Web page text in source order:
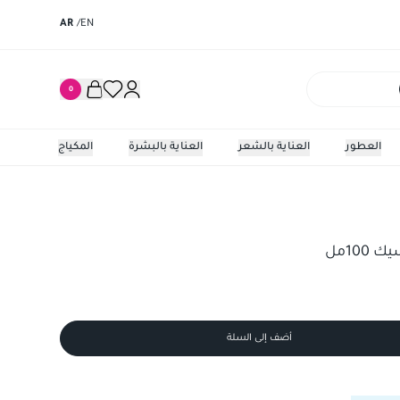
EN
/
AR
0
المكياج العناية بالبشرة العناية بالشعر العطور
أضف إلى السلة